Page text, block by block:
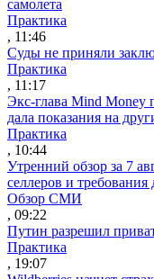
самолета
Практика
, 11:46
Суды не приняли
Практика
, 11:17
Экс-глава Mind Money
дала показания на
Практика
, 10:44
Утренний обзор за 7
селлеров и
Обзор СМИ
, 09:22
Путин разрешил
Практика
, 19:07